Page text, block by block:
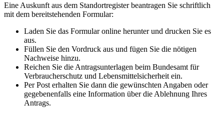
Eine Auskunft aus dem Standortregister beantragen Sie schriftlich
mit dem bereitstehenden Formular:
Laden Sie das Formular online herunter und drucken Sie es
aus.
Füllen Sie den Vordruck aus und fügen Sie die nötigen
Nachweise hinzu.
Reichen Sie die Antragsunterlagen beim Bundesamt für
Verbraucherschutz und Lebensmittelsicherheit ein.
Per Post erhalten Sie dann die gewünschten Angaben oder
gegebenenfalls eine Information über die Ablehnung Ihres
Antrags.